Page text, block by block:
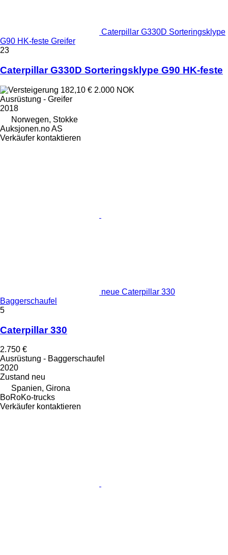
Caterpillar G330D Sorteringsklype
G90 HK-feste Greifer
23
Caterpillar G330D Sorteringsklype G90 HK-feste
182,10 € 2.000 NOK
Ausrüstung - Greifer
2018
Norwegen, Stokke
Auksjonen.no AS
Verkäufer kontaktieren
neue Caterpillar 330
Baggerschaufel
5
Caterpillar 330
2.750 €
Ausrüstung - Baggerschaufel
2020
Zustand neu
Spanien, Girona
BoRoKo-trucks
Verkäufer kontaktieren